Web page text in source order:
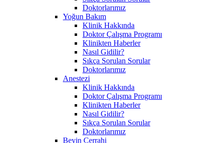
Doktorlarımız
Yoğun Bakım
Klinik Hakkında
Doktor Çalışma Programı
Klinikten Haberler
Nasıl Gidilir?
Sıkça Sorulan Sorular
Doktorlarımız
Anestezi
Klinik Hakkında
Doktor Çalışma Programı
Klinikten Haberler
Nasıl Gidilir?
Sıkça Sorulan Sorular
Doktorlarımız
Beyin Cerrahi